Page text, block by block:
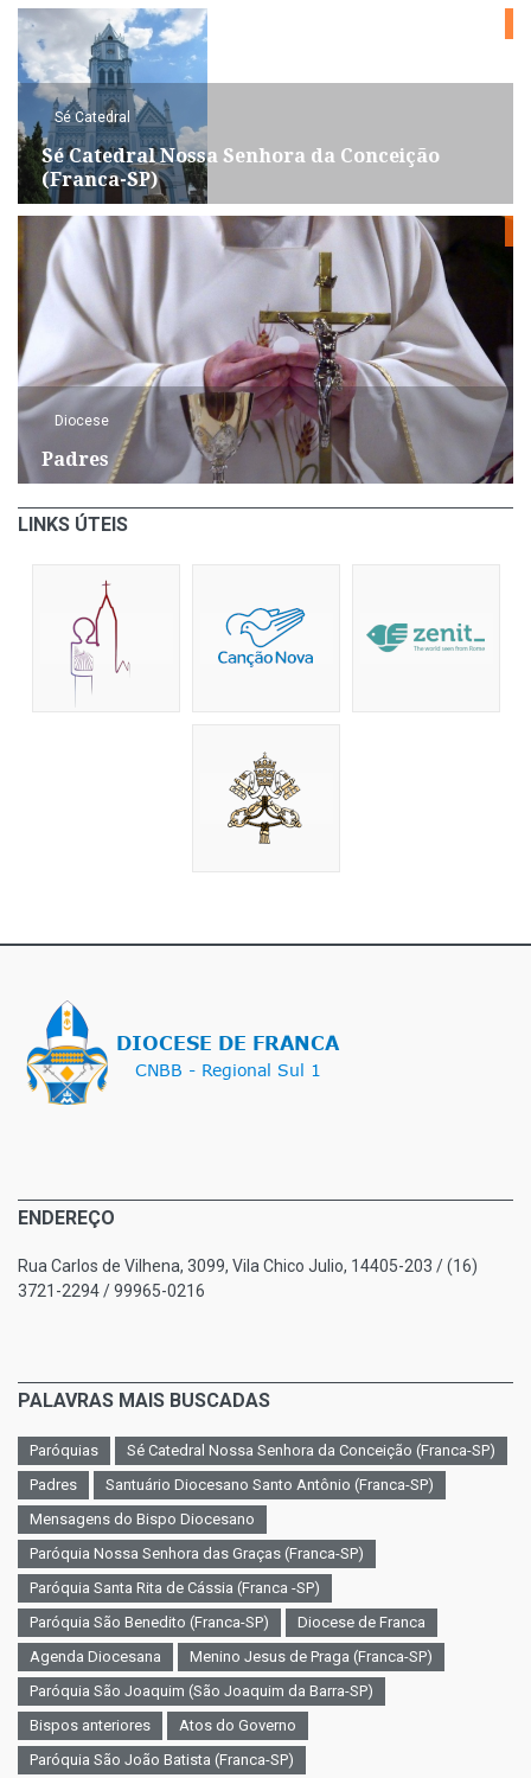
Sé Catedral
Sé Catedral Nossa Senhora da Conceição
(Franca-SP)
Diocese
Padres
LINKS ÚTEIS
ENDEREÇO
Rua Carlos de Vilhena, 3099, Vila Chico Julio, 14405-203 / (16)
3721-2294 / 99965-0216
PALAVRAS MAIS BUSCADAS
Paróquias
Sé Catedral Nossa Senhora da Conceição (Franca-SP)
Padres
Santuário Diocesano Santo Antônio (Franca-SP)
Mensagens do Bispo Diocesano
Paróquia Nossa Senhora das Graças (Franca-SP)
Paróquia Santa Rita de Cássia (Franca -SP)
Paróquia São Benedito (Franca-SP)
Diocese de Franca
Agenda Diocesana
Menino Jesus de Praga (Franca-SP)
Paróquia São Joaquim (São Joaquim da Barra-SP)
Bispos anteriores
Atos do Governo
Paróquia São João Batista (Franca-SP)